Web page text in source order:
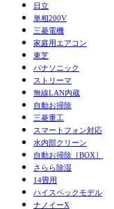
日立
単相200V
三菱電機
家庭用エアコン
東芝
パナソニック
ストリーマ
無線LAN内蔵
自動お掃除
三菱重工
スマートフォン対応
水内部クリーン
自動お掃除［BOX］
さらら除湿
14畳用
ハイスペックモデル
ナノイーX